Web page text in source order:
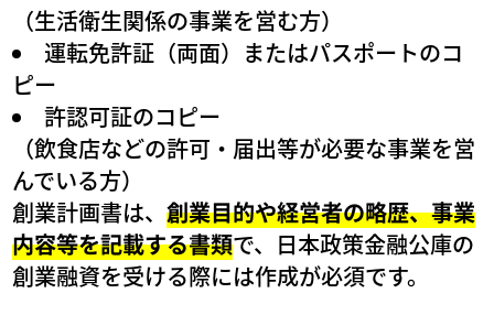
（生活衛生関係の事業を営む方）
運転免許証（両面）またはパスポートのコ
ピー
許認可証のコピー
（飲食店などの許可・届出等が必要な事業を営
んでいる方）
創業計画書は、創業目的や経営者の略歴、事業
内容等を記載する書類で、日本政策金融公庫の
創業融資を受ける際には作成が必須です。